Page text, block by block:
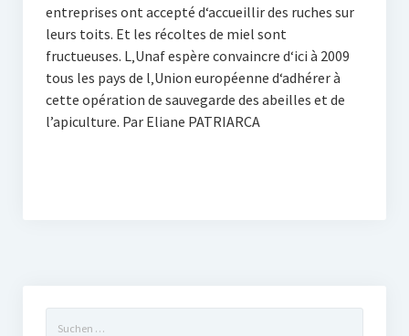
entreprises ont accepté d‘accueillir des ruches sur
leurs toits. Et les récoltes de miel sont
fructueuses. L‚Unaf espère convaincre d‘ici à 2009
tous les pays de l‚Union européenne d‘adhérer à
cette opération de sauvegarde des abeilles et de
l’apiculture. Par Eliane PATRIARCA